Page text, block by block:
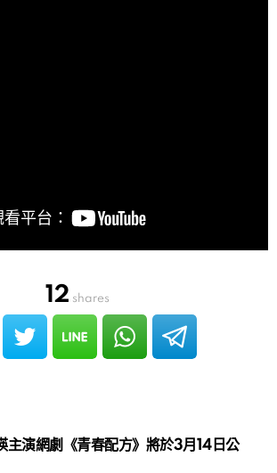
12 shares
主演網劇《青春配方》將於3月14日公